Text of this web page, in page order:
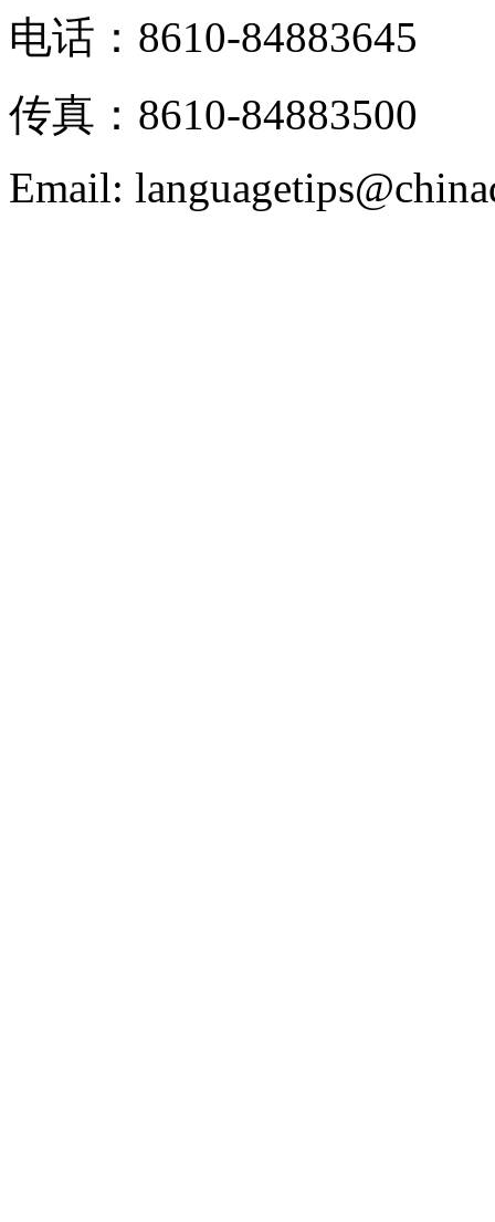
电话：8610-84883645
传真：8610-84883500
Email: